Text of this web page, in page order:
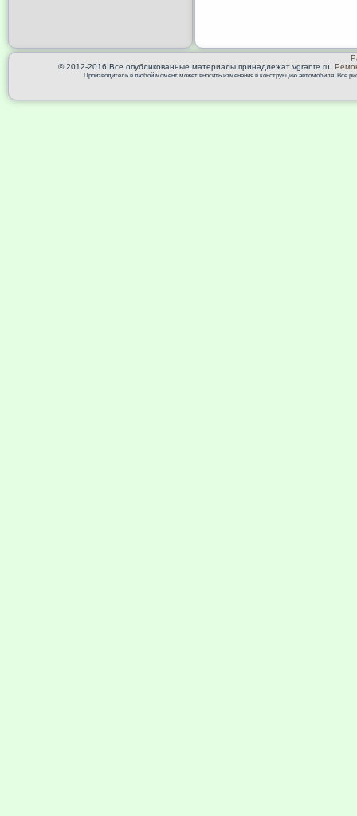
© 2012-2016 Все опубликованные материалы принадлежат vgrante.ru.
Производитель в любой момент может вносить изменения в конструкцию автомобиля. Все